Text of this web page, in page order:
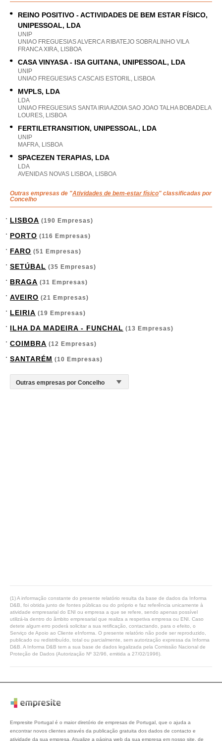
REINO POSITIVO - ACTIVIDADES DE BEM ESTAR FÍSICO,
UNIPESSOAL, LDA
UNIP
UNIAO FREGUESIAS ALVERCA RIBATEJO SOBRALINHO VILA
FRANCA XIRA, LISBOA
CASA VINYASA - ISA GUITANA, UNIPESSOAL, LDA
UNIP
UNIAO FREGUESIAS CASCAIS ESTORIL, LISBOA
MVPLS, LDA
LDA
UNIAO FREGUESIAS SANTA IRIA AZOIA SAO JOAO TALHA BOBADELA
LOURES, LISBOA
FERTILETRANSITION, UNIPESSOAL, LDA
UNIP
MAFRA, LISBOA
SPACEZEN TERAPIAS, LDA
LDA
AVENIDAS NOVAS LISBOA, LISBOA
Outras empresas de "Atividades de bem-estar físico" classificadas por
Concelho
LISBOA (190 Empresas)
PORTO (116 Empresas)
FARO (51 Empresas)
SETÚBAL (35 Empresas)
BRAGA (31 Empresas)
AVEIRO (21 Empresas)
LEIRIA (19 Empresas)
ILHA DA MADEIRA - FUNCHAL (13 Empresas)
COIMBRA (12 Empresas)
SANTARÉM (10 Empresas)
(1) A informação constante do presente relatório resulta da base de dados da Informa
D&B, foi obtida junto de fontes públicas ou do próprio e faz referência unicamente à
atividade empresarial do ENI ou empresa a que se refere, sendo apenas possível
utilizá-la dentro do âmbito empresarial que realiza a respetiva empresa ou ENI. Caso
detete algum erro poderá solicitar a sua retificação, contactando, para o efeito, o
Serviço de Apoio ao Cliente eInforma. O presente relatório não pode ser reproduzido,
publicado ou redistribuído, total ou parcialmente, sem autorização expressa da Informa
D&B. A Informa D&B tem a sua base de dados legalizada pela Comissão Nacional de
Proteção de Dados (Autorização Nº 32/96, emitida a 27/02/1996).
Empresite Portugal é o maior diretório de empresas de Portugal, que o ajuda a
encontrar novos clientes através da publicação gratuita dos dados de contacto e
atividade da sua empresa. Atualize a página web da sua empresa em nosso site, de